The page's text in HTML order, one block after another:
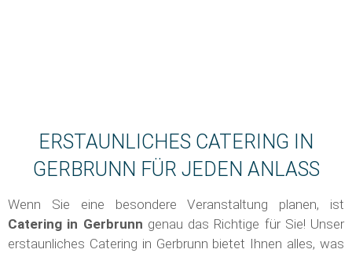
ERSTAUNLICHES CATERING IN
GERBRUNN FÜR JEDEN ANLASS
Wenn Sie eine besondere Veranstaltung planen, ist
Catering in Gerbrunn genau das Richtige für Sie! Unser
erstaunliches Catering in Gerbrunn bietet Ihnen alles, was